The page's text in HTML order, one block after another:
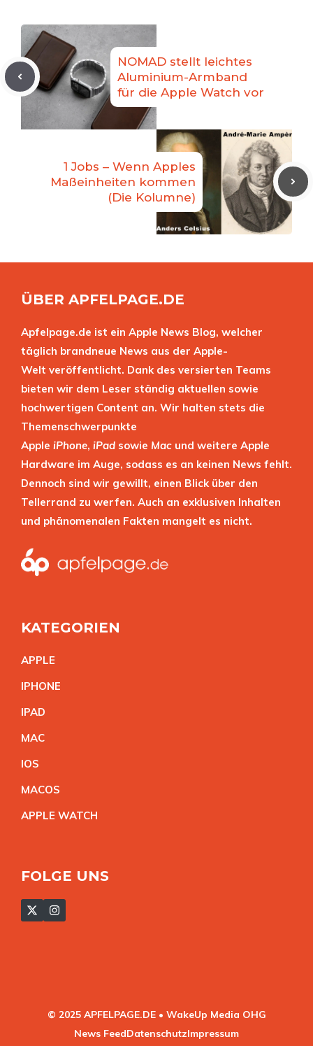
NOMAD stellt leichtes
Aluminium-Armband
für die Apple Watch vor
1 Jobs – Wenn Apples
Maßeinheiten kommen
(Die Kolumne)
ÜBER APFELPAGE.DE
Apfelpage.de ist ein Apple News Blog, welcher
täglich brandneue News aus der Apple-
Welt veröffentlicht. Dank des versierten Teams
bieten wir dem Leser ständig aktuellen sowie
hochwertigen Content an. Wir halten stets die
Themenschwerpunkte
Apple iPhone, iPad sowie Mac und weitere Apple
Hardware im Auge, sodass es an keinen News fehlt.
Dennoch sind wir gewillt, einen Blick über den
Tellerrand zu werfen. Auch an exklusiven Inhalten
und phänomenalen Fakten mangelt es nicht.
KATEGORIEN
APPLE
IPHONE
IPAD
MAC
IOS
MACOS
APPLE WATCH
FOLGE UNS
© 2025 APFELPAGE.DE • WakeUp Media OHG
News FeedDatenschutzImpressum